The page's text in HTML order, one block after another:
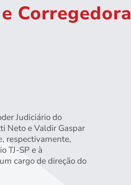
Corregedora
Judiciário do
Neto e Valdir Gaspar
respectivamente,
TJ-SP e à
cargo de direção do